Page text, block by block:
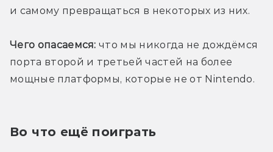
и самому превращаться в некоторых из них.
Чего опасаемся: что мы никогда не дождёмся
порта второй и третьей частей на более
мощные платформы, которые не от Nintendo.
Во что ещё поиграть